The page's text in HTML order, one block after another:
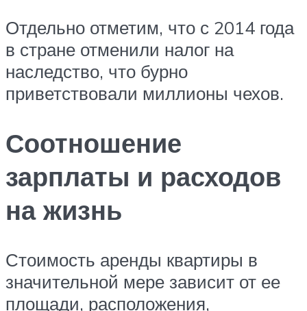
Отдельно отметим, что с 2014 года
в стране отменили налог на
наследство, что бурно
приветствовали миллионы чехов.
Соотношение
зарплаты и расходов
на жизнь
Стоимость аренды квартиры в
значительной мере зависит от ее
площади, расположения,